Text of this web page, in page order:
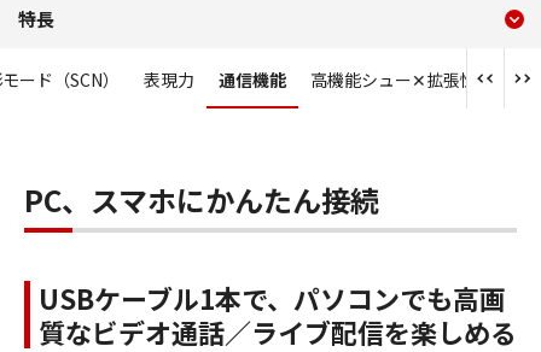
特長
ード（SCN） 表現力 通信機能 高機能シュー✕拡張性 各
PC、スマホにかんたん接続
USBケーブル1本で、パソコンでも高画
質なビデオ通話／ライブ配信を楽しめる